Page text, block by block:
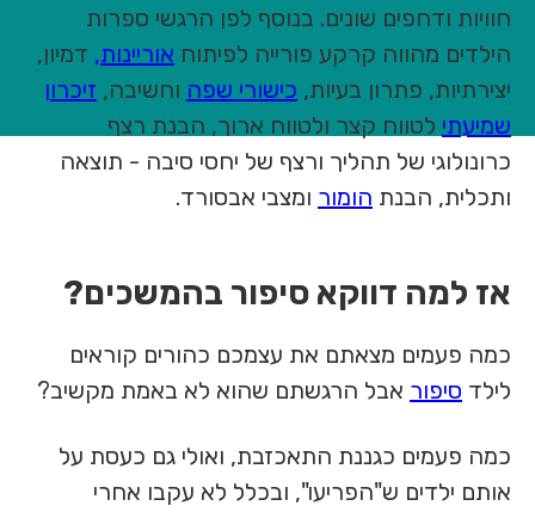
חוויות ודחפים שונים. בנוסף לפן הרגשי ספרות
הילדים מהווה קרקע פורייה לפיתוח אוריינות, דמיון,
יצירתיות, פתרון בעיות, כישורי שפה וחשיבה, זיכרון
שמיעתי לטווח קצר ולטווח ארוך, הבנת רצף
כרונולוגי של תהליך ורצף של יחסי סיבה - תוצאה
ותכלית, הבנת הומור ומצבי אבסורד.
אז למה דווקא סיפור בהמשכים?
כמה פעמים מצאתם את עצמכם כהורים קוראים
לילד סיפור אבל הרגשתם שהוא לא באמת מקשיב?
כמה פעמים כגננת התאכזבת, ואולי גם כעסת על
אותם ילדים ש"הפריעו", ובכלל לא עקבו אחרי